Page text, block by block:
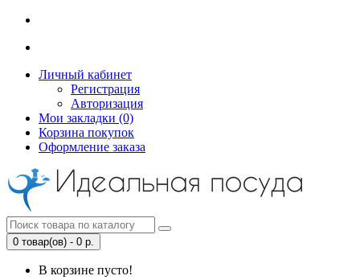
Личный кабинет
Регистрация
Авторизация
Мои закладки (0)
Корзина покупок
Оформление заказа
0 товар(ов) - 0 р.
В корзине пусто!